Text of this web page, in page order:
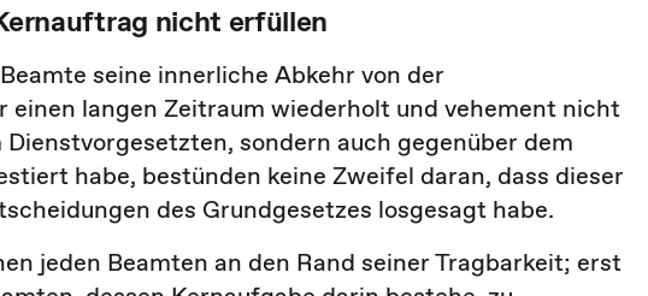
nicht erfüllen
seine innerliche Abkehr von der
einen langen Zeitraum wiederholt und vehement nicht
sondern auch gegenüber dem
habe, bestünden keine Zweifel daran, dass dieser
des Grundgesetzes losgesagt habe.
jeden Beamten an den Rand seiner Tragbarkeit; erst